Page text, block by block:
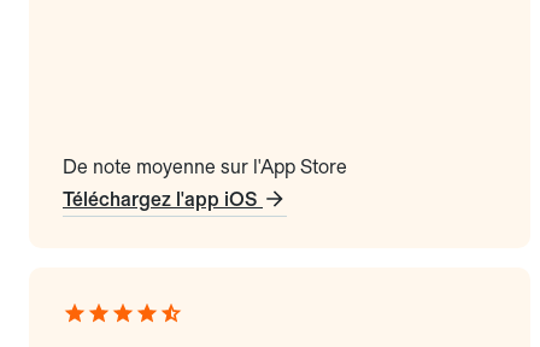
De note moyenne sur l'App Store
Téléchargez l'app iOS